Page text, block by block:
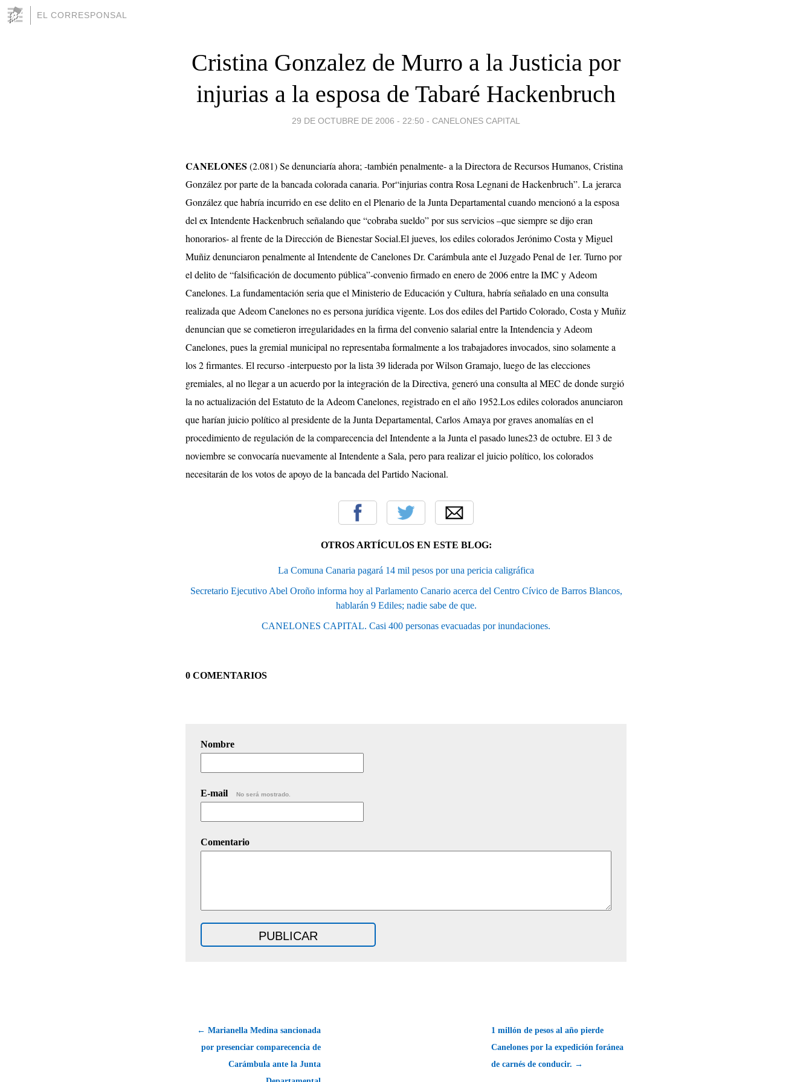
EL CORRESPONSAL
Cristina Gonzalez de Murro a la Justicia por
injurias a la esposa de Tabaré Hackenbruch
29 DE OCTUBRE DE 2006 - 22:50 - CANELONES CAPITAL
CANELONES (2.081) Se denunciaría ahora; -también penalmente- a la Directora de Recursos Humanos, Cristina
González por parte de la bancada colorada canaria. Por“injurias contra Rosa Legnani de Hackenbruch”. La jerarca
González que habría incurrido en ese delito en el Plenario de la Junta Departamental cuando mencionó a la esposa
del ex Intendente Hackenbruch señalando que “cobraba sueldo” por sus servicios –que siempre se dijo eran
honorarios- al frente de la Dirección de Bienestar Social.El jueves, los ediles colorados Jerónimo Costa y Miguel
Muñiz denunciaron penalmente al Intendente de Canelones Dr. Carámbula ante el Juzgado Penal de 1er. Turno por
el delito de “falsificación de documento pública”-convenio firmado en enero de 2006 entre la IMC y Adeom
Canelones. La fundamentación seria que el Ministerio de Educación y Cultura, habría señalado en una consulta
realizada que Adeom Canelones no es persona jurídica vigente. Los dos ediles del Partido Colorado, Costa y Muñiz
denuncian que se cometieron irregularidades en la firma del convenio salarial entre la Intendencia y Adeom
Canelones, pues la gremial municipal no representaba formalmente a los trabajadores invocados, sino solamente a
los 2 firmantes. El recurso -interpuesto por la lista 39 liderada por Wilson Gramajo, luego de las elecciones
gremiales, al no llegar a un acuerdo por la integración de la Directiva, generó una consulta al MEC de donde surgió
la no actualización del Estatuto de la Adeom Canelones, registrado en el año 1952.Los ediles colorados anunciaron
que harían juicio político al presidente de la Junta Departamental, Carlos Amaya por graves anomalías en el
procedimiento de regulación de la comparecencia del Intendente a la Junta el pasado lunes23 de octubre. El 3 de
noviembre se convocaría nuevamente al Intendente a Sala, pero para realizar el juicio político, los colorados
necesitarán de los votos de apoyo de la bancada del Partido Nacional.
OTROS ARTÍCULOS EN ESTE BLOG:
La Comuna Canaria pagará 14 mil pesos por una pericia caligráfica
Secretario Ejecutivo Abel Oroño informa hoy al Parlamento Canario acerca del Centro Cívico de Barros Blancos,
hablarán 9 Ediles; nadie sabe de que.
CANELONES CAPITAL. Casi 400 personas evacuadas por inundaciones.
0 COMENTARIOS
Nombre
E-mail No será mostrado.
Comentario
← Marianella Medina sancionada
por presenciar comparecencia de
Carámbula ante la Junta
1 millón de pesos al año pierde
Canelones por la expedición foránea
de carnés de conducir. →